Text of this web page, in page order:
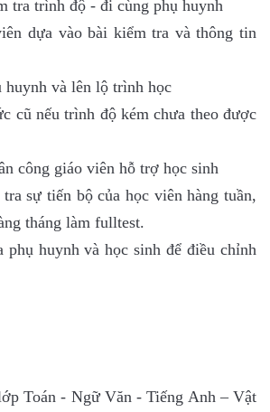
tra trình độ - đi cùng phụ huynh
dựa vào bài kiểm tra và thông tin
và lên lộ trình học
cũ nếu trình độ kém chưa theo được
công giáo viên hỗ trợ học sinh
sự tiến bộ của học viên hàng tuần,
tháng làm fulltest.
phụ huynh và học sinh để điều chỉnh
Toán - Ngữ Văn - Tiếng Anh – Vật